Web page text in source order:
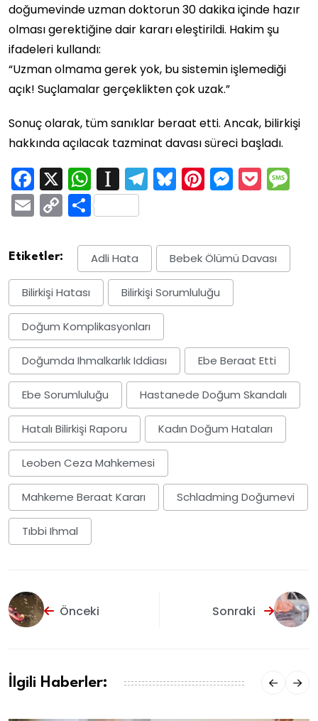
doğumevinde uzman doktorun 30 dakika içinde hazır
olması gerektiğine dair kararı eleştirildi. Hakim şu
ifadeleri kullandı:
“Uzman olmama gerek yok, bu sistemin işlemediği
açık! Suçlamalar gerçeklikten çok uzak.”
Sonuç olarak, tüm sanıklar beraat etti. Ancak, bilirkişi
hakkında açılacak tazminat davası süreci başladı.
Facebook
X WhatsApp
Instapaper
Telegram
Bluesky
Pinterest
EmailCopy
Link
Share
Etiketler: Adli Hata Bebek Ölümü Davası
Bilirkişi Hatası Bilirkişi Sorumluluğu
Doğum Komplikasyonları
Doğumda Ihmalkarlık Iddiası Ebe Beraat Etti
Ebe Sorumluluğu Hastanede Doğum Skandalı
Hatalı Bilirkişi Raporu Kadın Doğum Hataları
Leoben Ceza Mahkemesi
Mahkeme Beraat Kararı Schladming Doğumevi
Tıbbi Ihmal
Önceki Sonraki
İlgili Haberler: